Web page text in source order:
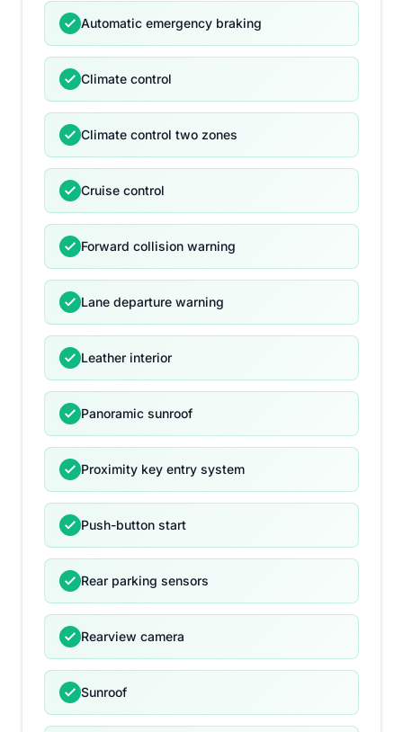
Automatic emergency braking
Climate control
Climate control two zones
Cruise control
Forward collision warning
Lane departure warning
Leather interior
Panoramic sunroof
Proximity key entry system
Push-button start
Rear parking sensors
Rearview camera
Sunroof